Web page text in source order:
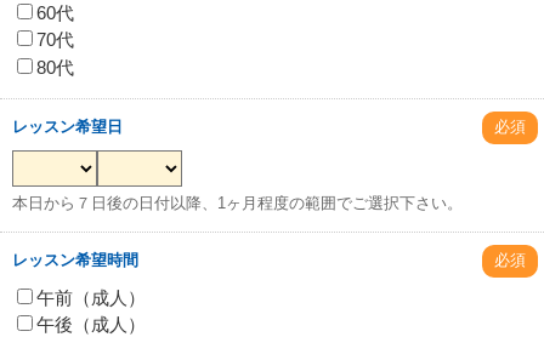
60代
70代
80代
レッスン希望日 必須
本日から７日後の日付以降、1ヶ月程度の範囲でご選択下さい。
レッスン希望時間 必須
午前（成人）
午後（成人）